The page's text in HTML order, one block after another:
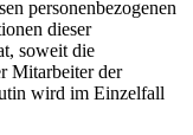
personenbezogenen
dieser
soweit die
Mitarbeiter der
wird im Einzelfall